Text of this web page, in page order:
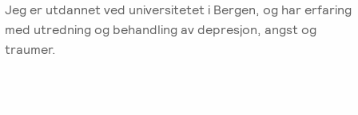
og
utdanning
Jeg er utdannet ved universitetet i Bergen, og har erfaring
med utredning og behandling av depresjon, angst og
traumer.